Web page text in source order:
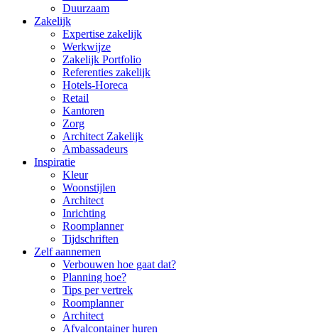
Duurzaam
Zakelijk
Expertise zakelijk
Werkwijze
Zakelijk Portfolio
Referenties zakelijk
Hotels-Horeca
Retail
Kantoren
Zorg
Architect Zakelijk
Ambassadeurs
Inspiratie
Kleur
Woonstijlen
Architect
Inrichting
Roomplanner
Tijdschriften
Zelf aannemen
Verbouwen hoe gaat dat?
Planning hoe?
Tips per vertrek
Roomplanner
Architect
Afvalcontainer huren